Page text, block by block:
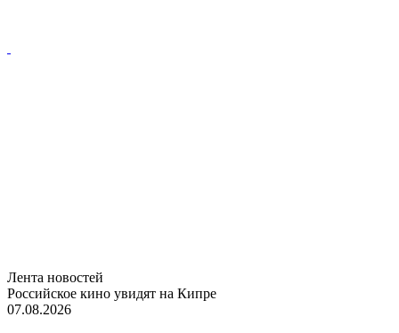
Лента новостей
Российское кино увидят на Кипре
07.08.2026